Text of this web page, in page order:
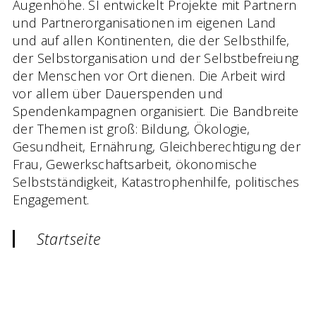
Augenhöhe. SI entwickelt Projekte mit Partnern
und Partnerorganisationen im eigenen Land
und auf allen Kontinenten, die der Selbsthilfe,
der Selbstorganisation und der Selbstbefreiung
der Menschen vor Ort dienen. Die Arbeit wird
vor allem über Dauerspenden und
Spendenkampagnen organisiert. Die Bandbreite
der Themen ist groß: Bildung, Ökologie,
Gesundheit, Ernährung, Gleichberechtigung der
Frau, Gewerkschaftsarbeit, ökonomische
Selbstständigkeit, Katastrophenhilfe, politisches
Engagement.
Startseite